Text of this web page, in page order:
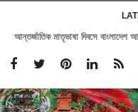
আন্তর্জাতিক মাতৃভাষা দিবসে